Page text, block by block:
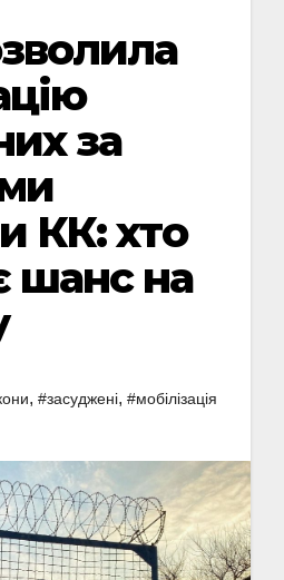
за
КК: хто
шанс на
, #засуджені, #мобілізація